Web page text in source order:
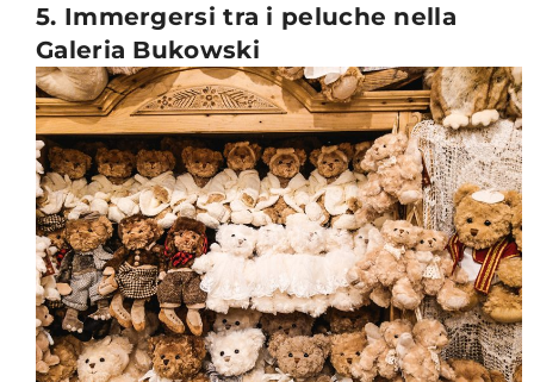
5. Immergersi tra i peluche nella
Galeria Bukowski